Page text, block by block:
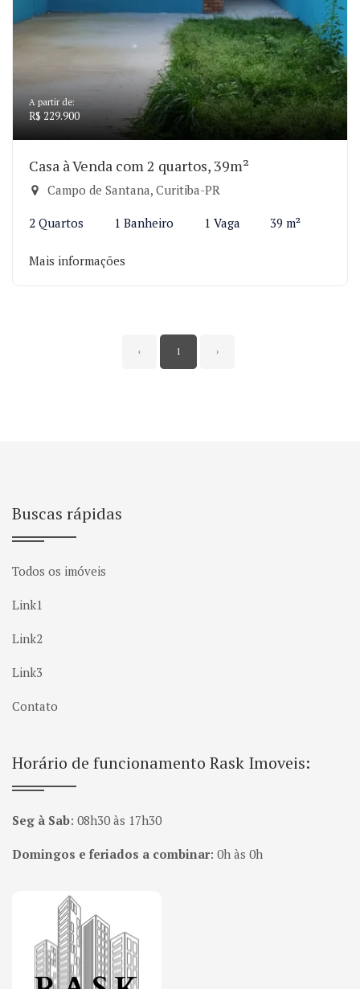
A partir de:
R$ 229.900
Casa à Venda com 2 quartos, 39m²
Campo de Santana, Curitiba-PR
2 Quartos 1 Banheiro 1 Vaga 39 m²
Mais informações
‹ 1 ›
Buscas rápidas
Todos os imóveis
Link1
Link2
Link3
Contato
Horário de funcionamento Rask Imoveis:
Seg à Sab: 08h30 às 17h30
Domingos e feriados a combinar: 0h às 0h
Página inicial